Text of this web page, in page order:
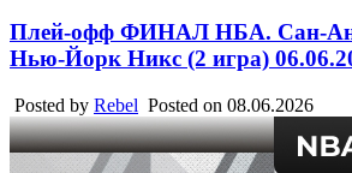
Плей-офф ФИНАЛ НБА. Сан-
Нью-Йорк Никс (2 игра)
Posted by Rebel Posted on 08.06.2026